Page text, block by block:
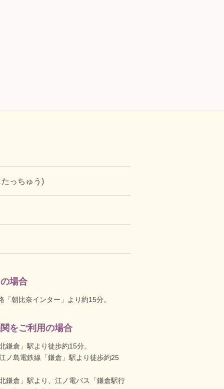
っちゅう)
場合
「朝比奈インター」より約15分。
をご利用の場合
鎌倉」駅より徒歩約15分。
ノ島電鉄線「鎌倉」駅より徒歩約25
鎌倉」駅より、江ノ電バス「鎌倉駅行